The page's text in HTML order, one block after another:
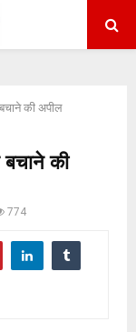
की अपील
की
774